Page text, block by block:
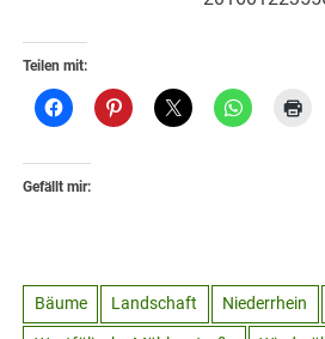
Teilen mit:
Gefällt mir:
Bäume Landschaft Niederrhein